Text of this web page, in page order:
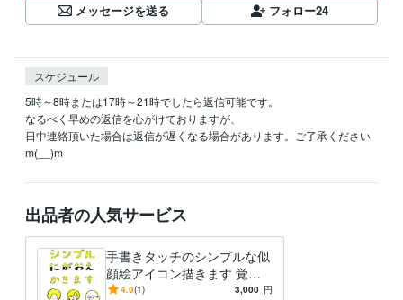
メッセージを送る
フォロー24
スケジュール
5時～8時または17時～21時でしたら返信可能です。
なるべく早めの返信を心がけておりますが、
日中連絡頂いた場合は返信が遅くなる場合があります。ご了承ください
m(__)m
出品者の人気サービス
手書きタッチのシンプルな似
顔絵アイコン描きます 覚え
やすく・親しみやすい似顔絵
4.0(1) 3,000 円